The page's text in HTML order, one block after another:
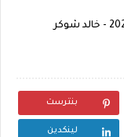
بنترست
لينكدين